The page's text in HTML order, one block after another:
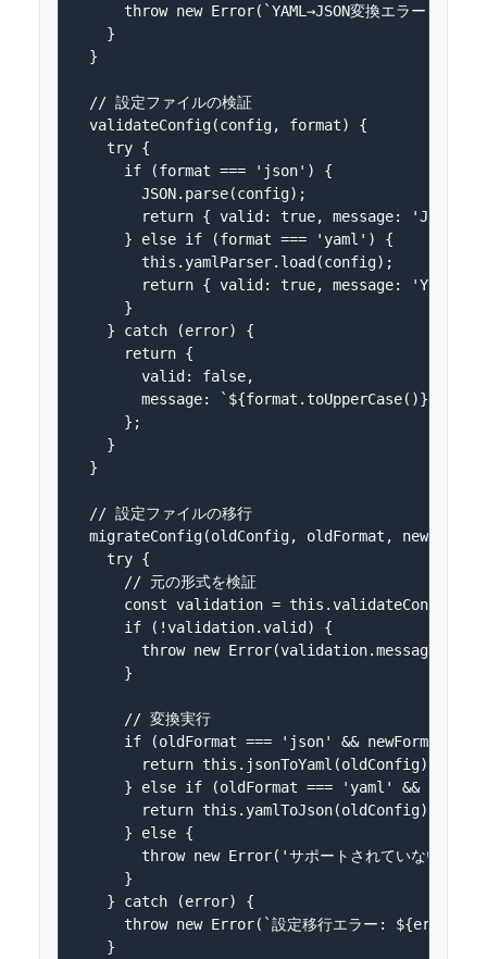
throw new Error(`YAML→JSON変換エラー:
    }
  }
  // 設定ファイルの検証
  validateConfig(config, format) {
    try {
      if (format === 'json') {
        JSON.parse(config);
return { valid: true, message: 'JSON形式
      } else if (format === 'yaml') {
        this.yamlParser.load(config);
return { valid: true, message: 'YAML形式
      }
    } catch (error) {
      return {
        valid: false,
message: `${format.toUpperCase()}形式エ
      };
    }
  }
  // 設定ファイルの移行
migrateConfig(oldConfig, oldFormat,
    try {
      // 元の形式を検証
const validation =
      if (!validation.valid) {
        throw new Error(validation.message);
      }
      // 変換実行
if (oldFormat === 'json' && newFormat ===
        return this.jsonToYaml(oldConfig);
} else if (oldFormat === 'yaml' &&
        return this.yamlToJson(oldConfig);
      } else {
throw new Error('サポートされていない変換
      }
    } catch (error) {
throw new Error(`設定移行エラー:
    }